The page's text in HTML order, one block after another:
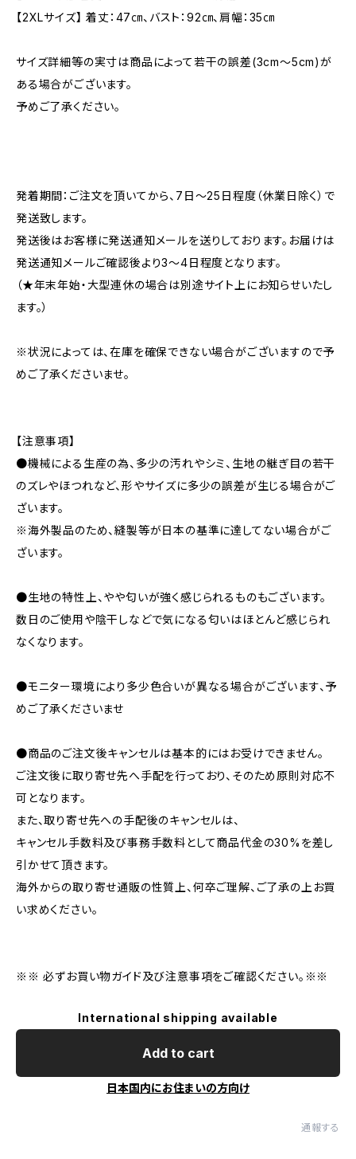
【2XLサイズ】 着丈：47㎝、バスト：92㎝、肩幅：35㎝
サイズ詳細等の実寸は商品によって若干の誤差(3cm〜5cm)が
ある場合がございます。
予めご了承ください。
発着期間：ご注文を頂いてから、7日〜25日程度（休業日除く）で
発送致します。
発送後はお客様に発送通知メールを送りしております。お届けは
発送通知メールご確認後より3〜4日程度となります。
（★年末年始・大型連休の場合は別途サイト上にお知らせいたし
ます。）
※状況によっては、在庫を確保できない場合がございますので予
めご了承くださいませ。
【注意事項】
●機械による生産の為、多少の汚れやシミ、生地の継ぎ目の若干
のズレやほつれなど、形やサイズに多少の誤差が生じる場合がご
ざいます。
※海外製品のため、縫製等が日本の基準に達してない場合がご
ざいます。
●生地の特性上、やや匂いが強く感じられるものもございます。
数日のご使用や陰干しなどで気になる匂いはほとんど感じられ
なくなります。
●モニター環境により多少色合いが異なる場合がございます、予
めご了承くださいませ
●商品のご注文後キャンセルは基本的にはお受けできません。
ご注文後に取り寄せ先へ手配を行っており、そのため原則対応不
可となります。
また、取り寄せ先への手配後のキャンセルは、
キャンセル手数料及び事務手数料として商品代金の30%を差し
引かせて頂きます。
海外からの取り寄せ通販の性質上、何卒ご理解、ご了承の上お買
い求めください。
※※ 必ずお買い物ガイド及び注意事項をご確認ください。※※
International shipping available
Add to cart
日本国内にお住まいの方向け
通報する